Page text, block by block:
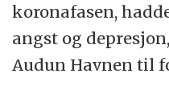
koronafasen,
angst og
Audun Havnen til